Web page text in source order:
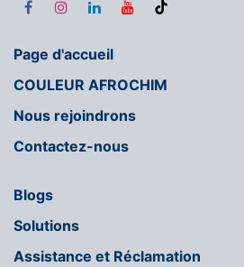
Page d'accueil
COULEUR AFROCHIM
Nous rejoindrons
Contactez-nous
Blogs
Solutions
Assistance et Réclamation